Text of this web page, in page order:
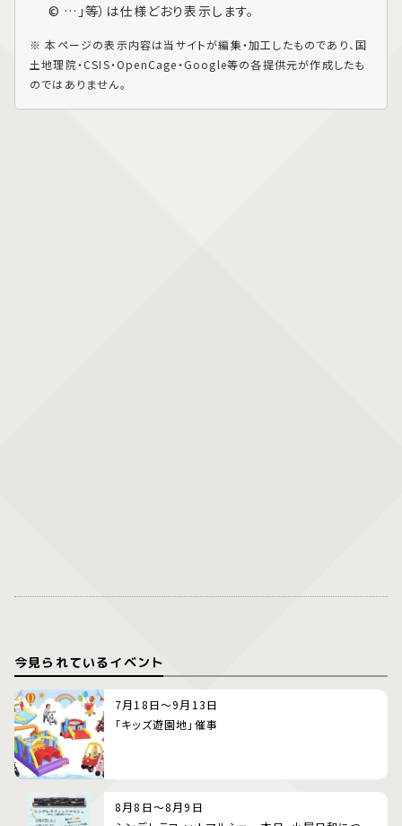
今見られているイベント
7月18日～9月13日
「キッズ遊園地」催事
8月8日～8月9日
© …」等）は仕様どおり表示します。
※ 本ページの表示内容は当サイトが編集・加工したものであり、国
土地理院・CSIS・OpenCage・Google等の各提供元が作成したも
のではありません。